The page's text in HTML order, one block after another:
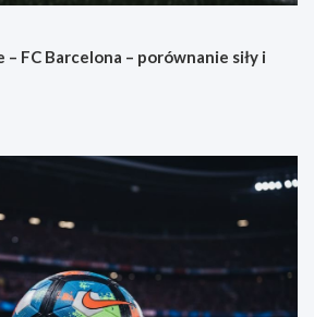
FC Barcelona – porównanie siły i